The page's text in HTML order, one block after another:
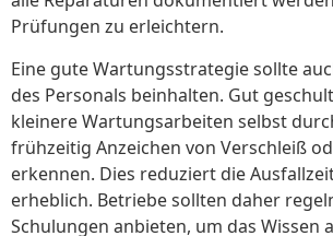
Prüfungen zu erleichtern.
Eine gute Wartungsstrategie sollte
des Personals beinhalten. Gut
kleinere Wartungsarbeiten selbst
frühzeitig Anzeichen von Verschleiß
erkennen. Dies reduziert die
erheblich. Betriebe sollten daher
Schulungen anbieten, um das Wissen